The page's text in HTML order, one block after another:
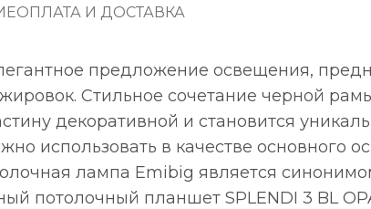
ОПЛАТА И ДОСТАВКА
предложение освещения,
Стильное сочетание черной
декоративной и становится
использовать в качестве основного
лампа Emibig является
потолочный планшет SPLENDI 3 BL